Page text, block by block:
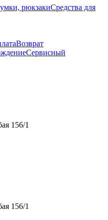
рюкзакиСредства для
Возврат
Сервисный
156/1
156/1